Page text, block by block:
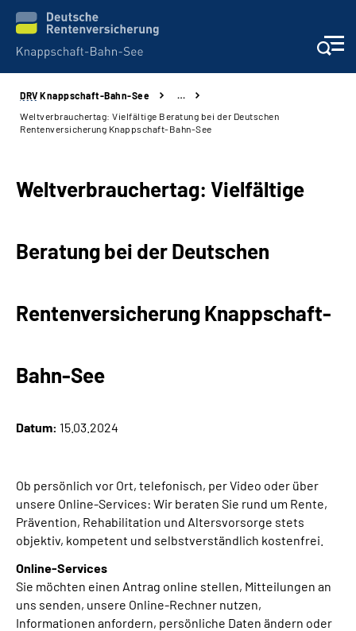
Aktuelles & Presse
Reha-Kliniken
Über uns & Karriere
Online-Services
Gebärdensprache
Suche
Mein Kundenportal
DRV Knappschaft-Bahn-See
…
Weltverbrauchertag: Vielfältige Beratung bei der Deutschen
Rentenversicherung Knappschaft-Bahn-See
Weltverbrauchertag: Vielfältige
Beratung bei der Deutschen
Rentenversicherung Knappschaft-
Bahn-See
Datum: 15.03.2024
Ob persönlich vor Ort, telefonisch, per Video oder über
unsere Online-Services: Wir beraten Sie rund um Rente,
Prävention, Rehabilitation und Altersvorsorge stets
objektiv, kompetent und selbstverständlich kostenfrei.
Online-Services
Sie möchten einen Antrag online stellen, Mitteilungen an
uns senden, unsere Online-Rechner nutzen,
Informationen anfordern, persönliche Daten ändern oder